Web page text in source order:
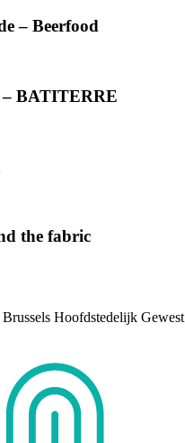
– Beerfood
BATITERRE
the fabric
Hoofdstedelijk Gewest